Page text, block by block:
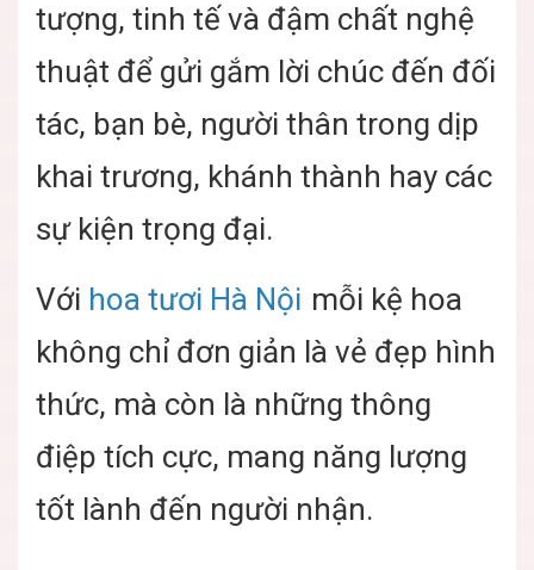
tượng, tinh tế và đậm chất nghệ
thuật để gửi gắm lời chúc đến đối
tác, bạn bè, người thân trong dịp
khai trương, khánh thành hay các
sự kiện trọng đại.
Với hoa tươi Hà Nội mỗi kệ hoa
không chỉ đơn giản là vẻ đẹp hình
thức, mà còn là những thông
điệp tích cực, mang năng lượng
tốt lành đến người nhận.